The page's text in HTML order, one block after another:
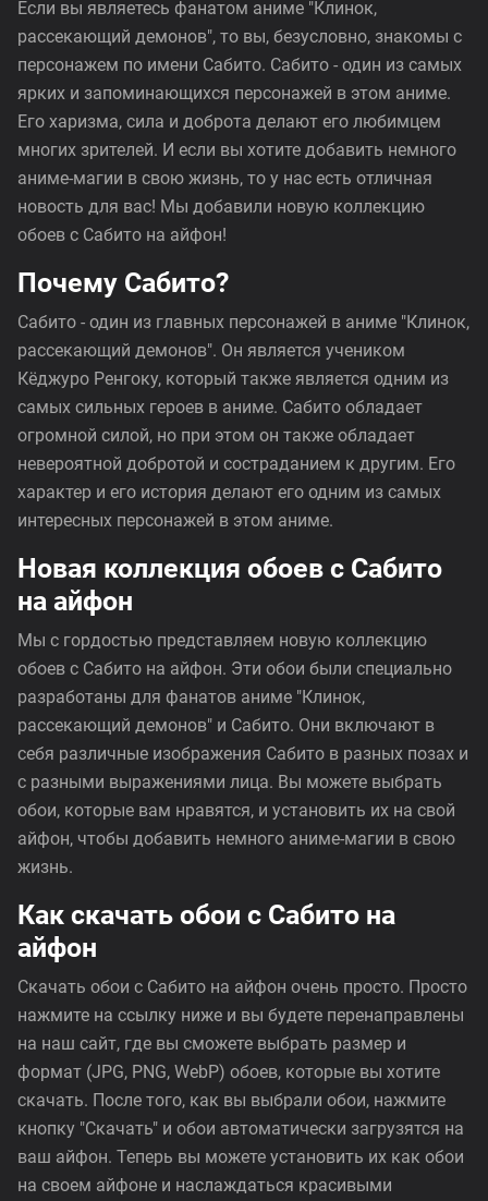
Если вы являетесь фанатом аниме "Клинок,
рассекающий демонов", то вы, безусловно, знакомы с
персонажем по имени Сабито. Сабито - один из самых
ярких и запоминающихся персонажей в этом аниме.
Его харизма, сила и доброта делают его любимцем
многих зрителей. И если вы хотите добавить немного
аниме-магии в свою жизнь, то у нас есть отличная
новость для вас! Мы добавили новую коллекцию
обоев с Сабито на айфон!
Почему Сабито?
Сабито - один из главных персонажей в аниме "Клинок,
рассекающий демонов". Он является учеником
Кёджуро Ренгоку, который также является одним из
самых сильных героев в аниме. Сабито обладает
огромной силой, но при этом он также обладает
невероятной добротой и состраданием к другим. Его
характер и его история делают его одним из самых
интересных персонажей в этом аниме.
Новая коллекция обоев с Сабито
на айфон
Мы с гордостью представляем новую коллекцию
обоев с Сабито на айфон. Эти обои были специально
разработаны для фанатов аниме "Клинок,
рассекающий демонов" и Сабито. Они включают в
себя различные изображения Сабито в разных позах и
с разными выражениями лица. Вы можете выбрать
обои, которые вам нравятся, и установить их на свой
айфон, чтобы добавить немного аниме-магии в свою
жизнь.
Как скачать обои с Сабито на
айфон
Скачать обои с Сабито на айфон очень просто. Просто
нажмите на ссылку ниже и вы будете перенаправлены
на наш сайт, где вы сможете выбрать размер и
формат (JPG, PNG, WebP) обоев, которые вы хотите
скачать. После того, как вы выбрали обои, нажмите
кнопку "Скачать" и обои автоматически загрузятся на
ваш айфон. Теперь вы можете установить их как обои
на своем айфоне и наслаждаться красивыми